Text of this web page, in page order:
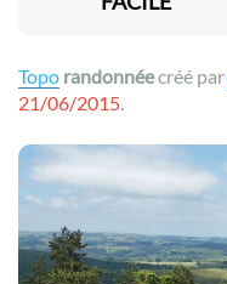
Topo randonnéecréé par
21/06/2015.